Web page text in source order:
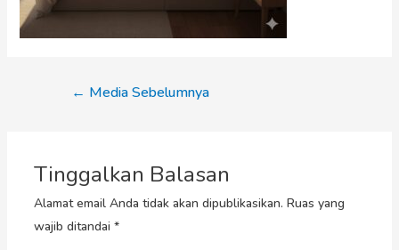
← Media Sebelumnya
Tinggalkan Balasan
Alamat email Anda tidak akan dipublikasikan. Ruas yang
wajib ditandai *